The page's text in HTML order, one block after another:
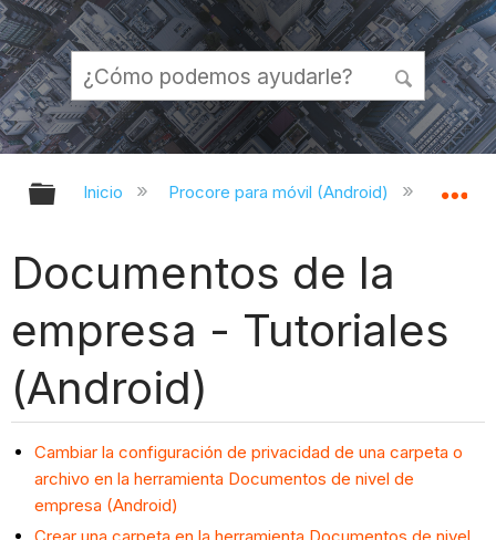
Expandir/contraer jerarquía global
Inicio Procore para móvil (Android)
Documentos de la
empresa - Tutoriales
(Android)
Cambiar la configuración de privacidad de una carpeta o
archivo en la herramienta Documentos de nivel de
empresa (Android)